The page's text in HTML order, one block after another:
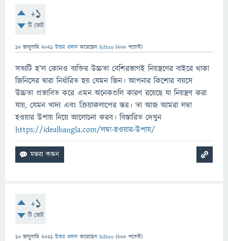
+1
টি ভোট
10 জানুয়ারি 2021 উত্তর প্রদান করেছেন hilton (200 পয়েন্ট)
সত্যটি হ’ল কোনও ব্যক্তির উচ্চতা বেশিরভাগই নিয়ন্ত্রণের বাইরে থাকা
জিনিসের দ্বারা নির্ধারিত হয় যেমন জিন। আপনার কিশোর বয়সে
উচ্চতা প্রভাবিত করে এমন অনেকগুলি কারণ রয়েছে যা নিয়ন্ত্রণ করা
যায়, যেমন খাদ্য এবং ক্রিয়াকলাপের স্তর। তা আজ আমরা লম্বা
হওয়ার উপায় নিয়ে আলোচনা করব। বিস্তারিত দেখুন
https://idealbangla.com/লম্বা-হওয়ার-উপায়/
+1
টি ভোট
10 জানুয়ারি 2021 উত্তর প্রদান করেছেন hilton (200 পয়েন্ট)